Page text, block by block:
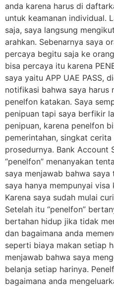
anda karena harus di
untuk keamanan individual.
saja, saya langsung
arahkan. Sebenarnya saya
percaya begitu saja ke
bisa percaya itu karena
saya yaitu APP UAE PASS,
notifikasi bahwa saya harus
penelfon katakan. Saya
penipuan tapi saya berfikir
penipuan, karena penelfon
pemerintahan, singkat
prosedurnya. Bank Account
“penelfon” menanyakan
saya menjawab bahwa
saya hanya mempunyai
Karena saya sudah mulai
Setelah itu “penelfon”
bertahan hidup jika tidak
dan bagaimana anda
seperti biaya makan setiap
menjawab bahwa saya
belanja setiap harinya.
bagaimana anda